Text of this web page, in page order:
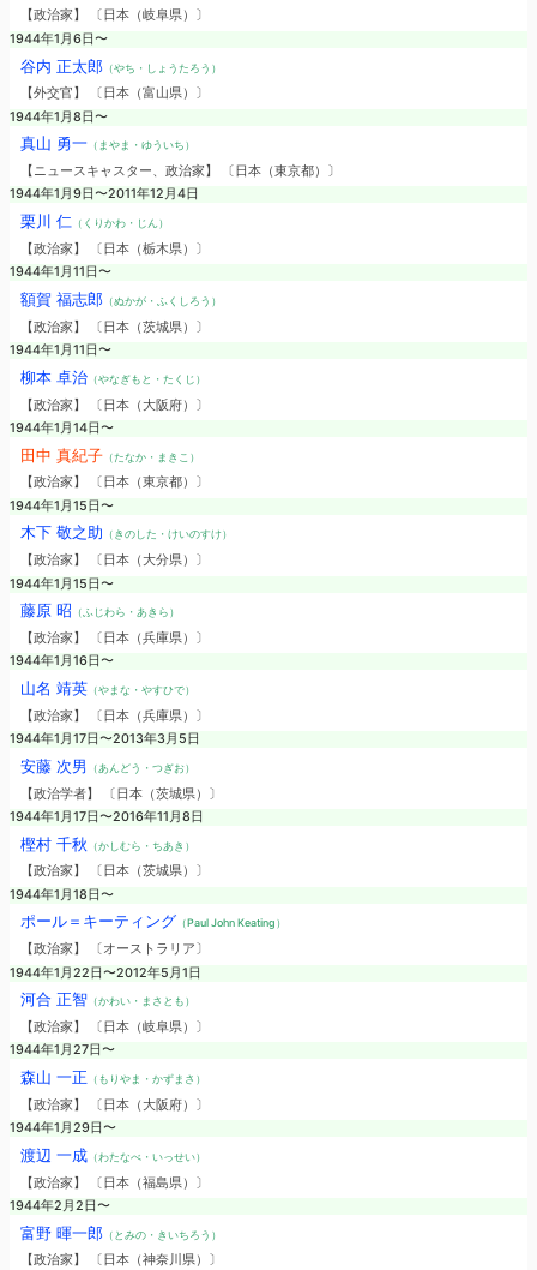
【政治家】 〔日本（岐阜県）〕
1944年1月6日〜
谷内 正太郎（やち・しょうたろう）
【外交官】 〔日本（富山県）〕
1944年1月8日〜
真山 勇一（まやま・ゆういち）
【ニュースキャスター、政治家】 〔日本（東京都）〕
1944年1月9日〜2011年12月4日
栗川 仁 （くりかわ・じん）
【政治家】 〔日本（栃木県）〕
1944年1月11日〜
額賀 福志郎（ぬかが・ふくしろう）
【政治家】 〔日本（茨城県）〕
1944年1月11日〜
柳本 卓治（やなぎもと・たくじ）
【政治家】 〔日本（大阪府）〕
1944年1月14日〜
田中 真紀子（たなか・まきこ）
【政治家】 〔日本（東京都）〕
1944年1月15日〜
木下 敬之助 （きのした・けいのすけ）
【政治家】 〔日本（大分県）〕
1944年1月15日〜
藤原 昭 （ふじわら・あきら）
【政治家】 〔日本（兵庫県）〕
1944年1月16日〜
山名 靖英（やまな・やすひで）
【政治家】 〔日本（兵庫県）〕
1944年1月17日〜2013年3月5日
安藤 次男 （あんどう・つぎお）
【政治学者】 〔日本（茨城県）〕
1944年1月17日〜2016年11月8日
樫村 千秋 （かしむら・ちあき）
【政治家】 〔日本（茨城県）〕
1944年1月18日〜
ポール＝キーティング （Paul John Keating）
【政治家】 〔オーストラリア〕
1944年1月22日〜2012年5月1日
河合 正智（かわい・まさとも）
【政治家】 〔日本（岐阜県）〕
1944年1月27日〜
森山 一正 （もりやま・かずまさ）
【政治家】 〔日本（大阪府）〕
1944年1月29日〜
渡辺 一成（わたなべ・いっせい）
【政治家】 〔日本（福島県）〕
1944年2月2日〜
富野 暉一郎（とみの・きいちろう）
【政治家】 〔日本（神奈川県）〕